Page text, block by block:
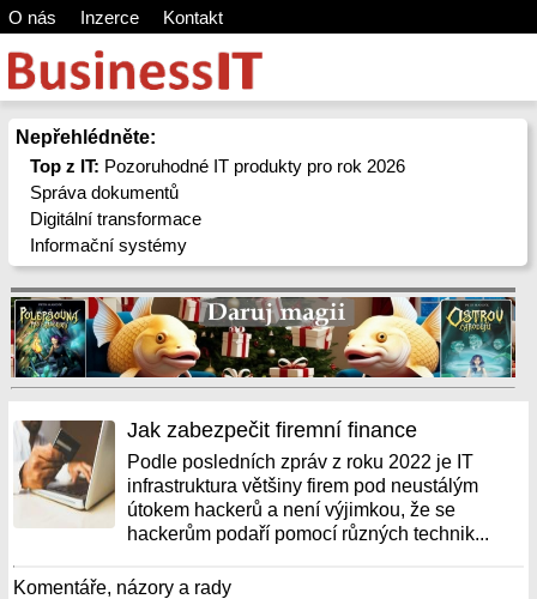
O nás Inzerce Kontakt
Nepřehlédněte:
Top z IT: Pozoruhodné IT produkty pro rok 2026
Správa dokumentů
Digitální transformace
Informační systémy
Jak zabezpečit firemní finance
Podle posledních zpráv z roku 2022 je IT
infrastruktura většiny firem pod neustálým
útokem hackerů a není výjimkou, že se
hackerům podaří pomocí různých technik...
Komentáře, názory a rady